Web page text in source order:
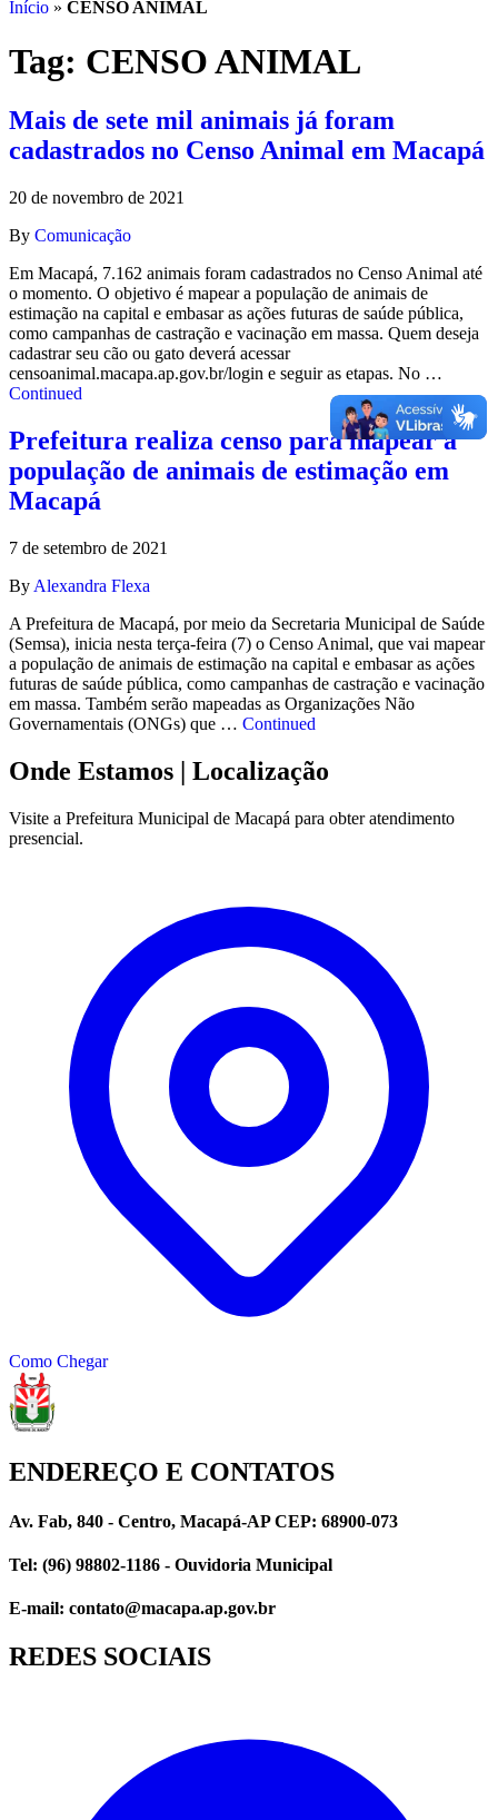
Início » CENSO ANIMAL
Tag: CENSO ANIMAL
Mais de sete mil animais já foram
cadastrados no Censo Animal em Macapá
20 de novembro de 2021
By Comunicação
Em Macapá, 7.162 animais foram cadastrados no Censo Animal até
o momento. O objetivo é mapear a população de animais de
estimação na capital e embasar as ações futuras de saúde pública,
como campanhas de castração e vacinação em massa. Quem deseja
cadastrar seu cão ou gato deverá acessar
censoanimal.macapa.ap.gov.br/login e seguir as etapas. No …
Continued
Prefeitura realiza censo para mapear a
população de animais de estimação em
Macapá
7 de setembro de 2021
By Alexandra Flexa
A Prefeitura de Macapá, por meio da Secretaria Municipal de Saúde
(Semsa), inicia nesta terça-feira (7) o Censo Animal, que vai mapear
a população de animais de estimação na capital e embasar as ações
futuras de saúde pública, como campanhas de castração e vacinação
em massa. Também serão mapeadas as Organizações Não
Governamentais (ONGs) que … Continued
Onde Estamos | Localização
Visite a Prefeitura Municipal de Macapá para obter atendimento
presencial.
Como Chegar
ENDEREÇO E CONTATOS
Av. Fab, 840 - Centro, Macapá-AP CEP: 68900-073
Tel: (96) 98802-1186 - Ouvidoria Municipal
E-mail: contato@macapa.ap.gov.br
REDES SOCIAIS